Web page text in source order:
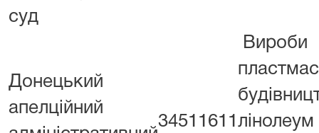
суд
Донецький
апелційний
34511611
Вироби
лінолеум